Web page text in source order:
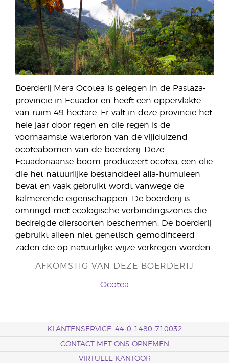
Boerderij Mera Ocotea is gelegen in de Pastaza-
provincie in Ecuador en heeft een oppervlakte
van ruim 49 hectare. Er valt in deze provincie het
hele jaar door regen en die regen is de
voornaamste waterbron van de vijfduizend
ocoteabomen van de boerderij. Deze
Ecuadoriaanse boom produceert ocotea, een olie
die het natuurlijke bestanddeel alfa-humuleen
bevat en vaak gebruikt wordt vanwege de
kalmerende eigenschappen. De boerderij is
omringd met ecologische verbindingszones die
bedreigde diersoorten beschermen. De boerderij
gebruikt alleen niet genetisch gemodificeerd
zaden die op natuurlijke wijze verkregen worden.
AFKOMSTIG VAN DEZE BOERDERIJ
Ocotea
KLANTENSERVICE: 44-0-1480-710032
CONTACT MET ONS OPNEMEN
VIRTUELE KANTOOR